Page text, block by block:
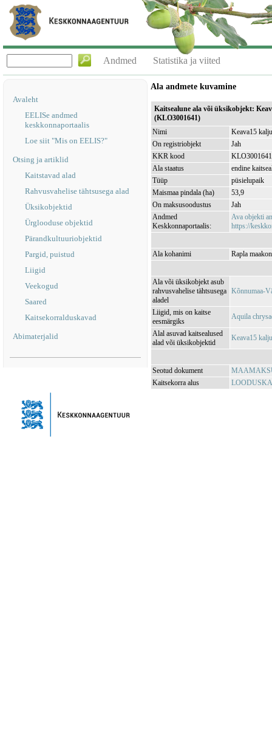
Andmed Statistika ja viited
Avaleht
EELISe andmed
keskkonnaportaalis
Loe siit "Mis on EELIS?"
Otsing ja artiklid
Kaitstavad alad
Rahvusvahelise tähtsusega alad
Üksikobjektid
Ürglooduse objektid
Pärandkultuuriobjektid
Pargid, puistud
Liigid
Veekogud
Saared
Kaitsekorralduskavad
Abimaterjalid
Ala andmete kuvamine
Kaitsealune ala või üksikobjekt:
(KLO3001641)
Nimi
Keava15
On registriobjekt
Jah
KKR kood
KLO3001641
Ala staatus
endine
Tüüp
püsielupaik
Maismaa pindala (ha)
53,9
On maksusoodustus
Jah
Andmed
Keskkonnaportaalis:
Ava objekti
https://
Ala kohanimi Rapla
Ala või üksikobjekt asub
rahvusvahelise tähtsusega
aladel
Kõnnumaa-
Liigid, mis on kaitse
eesmärgiks
Aquila
Alal asuvad kaitsealused
alad või üksikobjektid
Keava15
Seotud dokument
Kaitsekorra alus